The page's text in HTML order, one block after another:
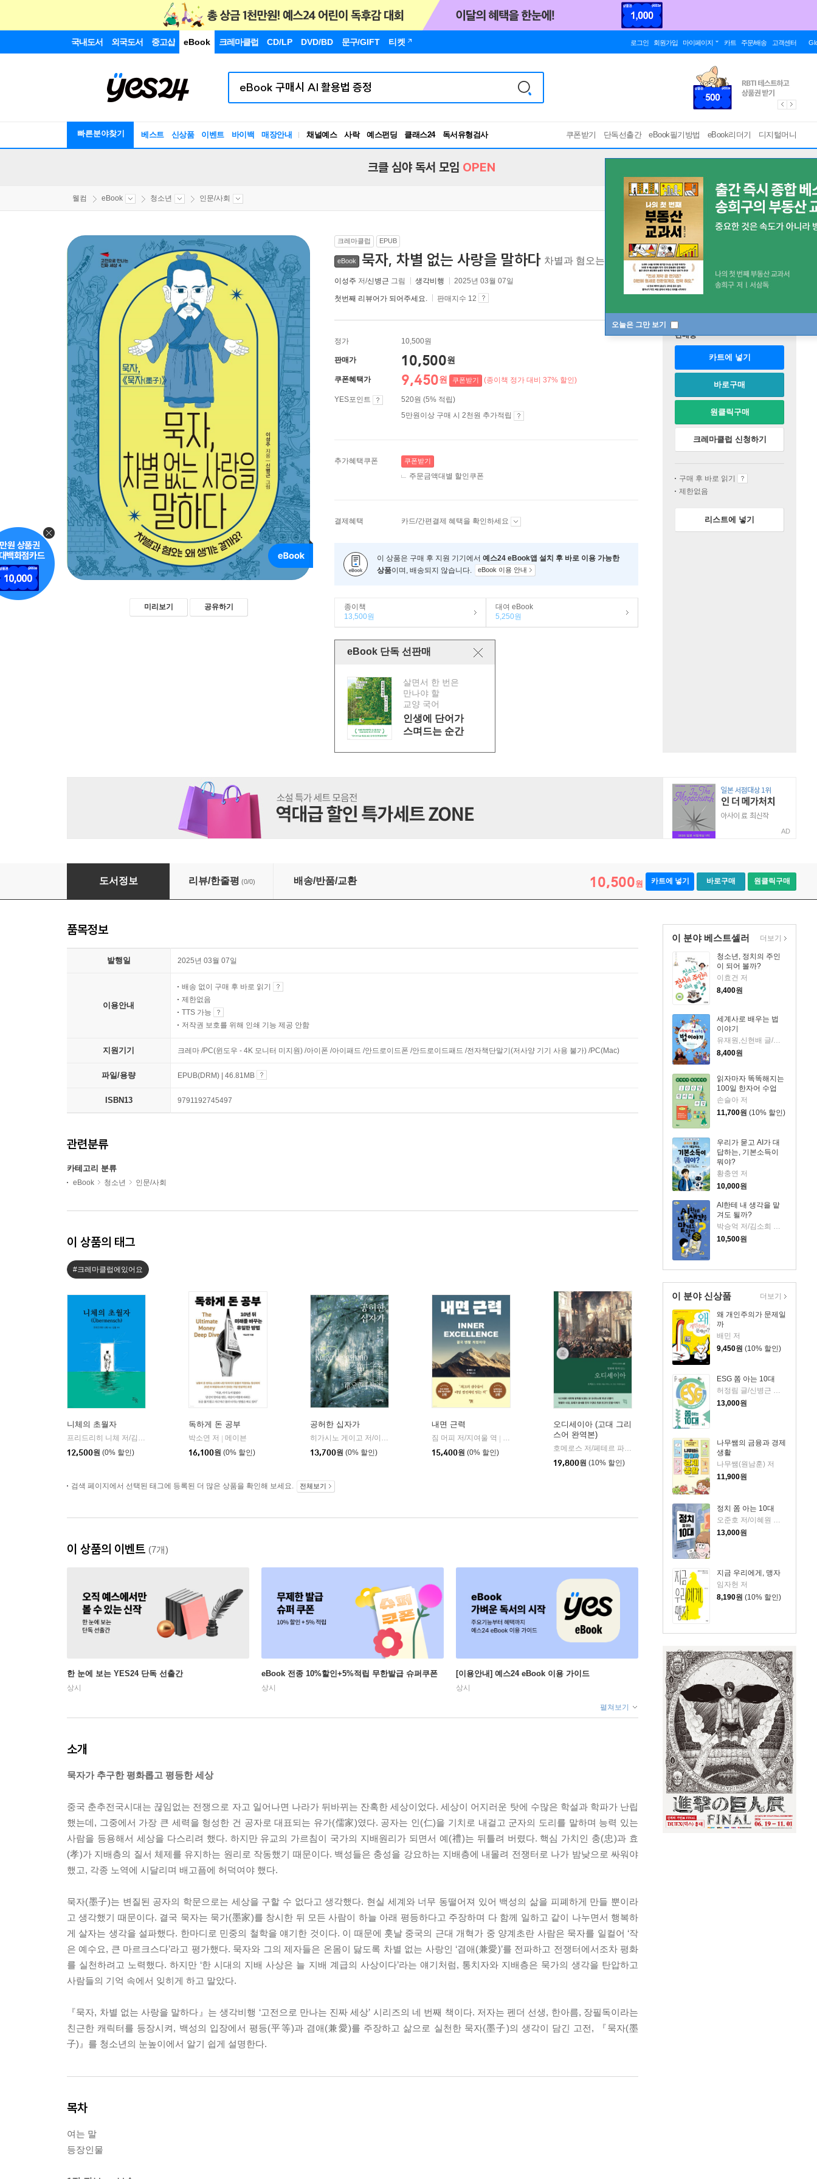
국내도서 외국도서 중고샵 eBook 크레마클럽 CD/LP DVD/BD 문구/GIFT 티켓 로그인 회원가입 마이페이지 카트 주문/배송 고객센터
빠른분야찾기 베스트 신상품 이벤트 바이백 매장안내 채널예스 사락 예스펀딩 클래스24
독서유형검사
RBTI Lab
쿠폰받기 단독선출간 eBook필기방법 eBook리더기 디지털머니
오늘은 그만 보기
크클 심야 독서 모임 OPEN
웰컴 eBook 청소년 인문/사회
미리보기 공유하기
크레마클럽 EPUB
eBook 묵자, 차별 없는 사랑을 말하다 차별과 혐오는 왜 생기는 걸까요?[ EPUB ]
이성주 저/신병근 그림 생각비행 2025년 03월 07일
첫번째 리뷰어가 되어주세요. 판매지수 12
정가 10,500원
판매가 10,500원
쿠폰혜택가 9,450원 쿠폰받기 (종이책 정가 대비 37% 할인)
YES포인트
520원 (5% 적립)
5만원이상 구매 시 2천원 추가적립
추가혜택쿠폰 쿠폰받기
주문금액대별 할인쿠폰
결제혜택 카드/간편결제 혜택을 확인하세요
이 상품은 구매 후 지원 기기에서 예스24 eBook앱 설치 후 바로 이용 가능한
상품이며, 배송되지 않습니다. eBook 이용 안내
종이책
13,500원
대여 eBook
5,250원
eBook 단독 선판매
살면서 한 번은
만나야 할
교양 국어
인생에 단어가
스며드는 순간
판매중
카트에 넣기
바로구매
원클릭구매
크레마클럽 신청하기
구매 후 바로 읽기
제한없음
리스트에 넣기
AD
묵자, 차별 없는 사랑을 말하다
도서정보 리뷰/한줄평 (0/0) 배송/반품/교환 10,500원 카트에 넣기 바로구매 원클릭구매
이 분야 베스트셀러
청소년, 정치의 주인
이 되어 볼까?
이효건 저
8,400원
세계사로 배우는 법
이야기
유재원,신현배 글/임혜경 그림
8,400원
읽자마자 똑똑해지는
100일 한자어 수업
손슬아 저
11,700원 (10% 할인)
우리가 묻고 AI가 대
답하는, 기본소득이
뭐야?
황충연 저
10,000원
AI한테 내 생각을 맡
겨도 될까?
박승억 저/김소희 그림
10,500원
더보기
이 분야 신상품
왜 개인주의가 문제일
까
배민 저
9,450원 (10% 할인)
ESG 쫌 아는 10대
13,000원
나무쌤의 금융과 경제
생활
나무쌤(원남훈) 저
11,900원
정치 쫌 아는 10대
13,000원
지금 우리에게, 맹자
임자헌 저
8,190원 (10% 할인)
더보기
품목정보
발행일 2025년 03월 07일
이용안내
배송 없이 구매 후 바로 읽기
제한없음
TTS 가능
저작권 보호를 위해 인쇄 기능 제공 안함
지원기기 크레마 /PC(윈도우 - 4K 모니터 미지원) /아이폰 /아이패드 /안드로이드폰 /안드로이드패드 /전자책단말기(저사양 기기 사용 불가) /PC(Mac)
파일/용량 EPUB(DRM) | 46.81MB
ISBN13 9791192745497
관련분류
카테고리 분류
eBook 청소년 인문/사회
이 상품의 태그
#크레마클럽에있어요
니체의 초월자
12,500원 (0% 할인)
독하게 돈 공부
박소연 저 | 메이븐
16,100원 (0% 할인)
공허한 십자가
자음과모음
13,700원 (0% 할인)
내면 근력
짐 머피 저/지여울 역 |
15,400원 (0% 할인)
오디세이아 (고대 그리
스어 완역본)
|
현대지성
19,800원 (10% 할인)
검색 페이지에서 선택된 태그에 등록된 더 많은 상품을 확인해 보세요. 전체보기
이 상품의 이벤트 (7개)
한 눈에 보는 YES24 단독 선출간
상시
eBook 전종 10%할인+5%적립 무한발급 슈퍼쿠폰
상시
[이용안내] 예스24 eBook 이용 가이드
상시
펼쳐보기
소개
묵자가 추구한 평화롭고 평등한 세상
중국 춘추전국시대는 끊임없는 전쟁으로 자고 일어나면 나라가 뒤바뀌는 잔혹한 세상이었다. 세상이 어지러운 탓에 수많은 학설과 학파가 난립
했는데, 그중에서 가장 큰 세력을 형성한 건 공자로 대표되는 유가(儒家)였다. 공자는 인(仁)을 기치로 내걸고 군자의 도리를 말하며 능력 있는
사람을 등용해서 세상을 다스리려 했다. 하지만 유교의 가르침이 국가의 지배원리가 되면서 예(禮)는 뒤틀려 버렸다. 핵심 가치인 충(忠)과 효
(孝)가 지배층의 질서 체제를 유지하는 원리로 작동했기 때문이다. 백성들은 충성을 강요하는 지배층에 내몰려 전쟁터로 나가 밤낮으로 싸워야
했고, 각종 노역에 시달리며 배고픔에 허덕여야 했다.
묵자(墨子)는 변질된 공자의 학문으로는 세상을 구할 수 없다고 생각했다. 현실 세계와 너무 동떨어져 있어 백성의 삶을 피폐하게 만들 뿐이라
고 생각했기 때문이다. 결국 묵자는 묵가(墨家)를 창시한 뒤 모든 사람이 하늘 아래 평등하다고 주장하며 다 함께 일하고 같이 나누면서 행복하
게 살자는 생각을 설파했다. 한마디로 민중의 철학을 얘기한 것이다. 이 때문에 훗날 중국의 근대 개혁가 중 양계초란 사람은 묵자를 일컬어 ‘작
은 예수요, 큰 마르크스다’라고 평가했다. 묵자와 그의 제자들은 온몸이 닳도록 차별 없는 사랑인 ‘겸애(兼愛)’를 전파하고 전쟁터에서조차 평화
를 실천하려고 노력했다. 하지만 ‘한 시대의 지배 사상은 늘 지배 계급의 사상이다’라는 얘기처럼, 통치자와 지배층은 묵가의 생각을 탄압하고
사람들의 기억 속에서 잊히게 하고 말았다.
『묵자, 차별 없는 사랑을 말하다』는 생각비행 ‘고전으로 만나는 진짜 세상’ 시리즈의 네 번째 책이다. 저자는 펜더 선생, 한아름, 장필독이라는
친근한 캐릭터를 등장시켜, 백성의 입장에서 평등(平等)과 겸애(兼愛)를 주장하고 삶으로 실천한 묵자(墨子)의 생각이 담긴 고전, 『묵자(墨
子)』를 청소년의 눈높이에서 알기 쉽게 설명한다.
목차
여는 말
등장인물